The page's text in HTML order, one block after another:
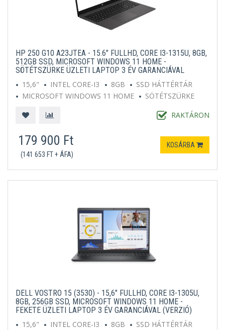
HP 250 G10 A23JTEA - 15.6" FULLHD, CORE I3-1315U, 8GB,
512GB SSD, MICROSOFT WINDOWS 11 HOME -
SÖTÉTSZÜRKE ÜZLETI LAPTOP 3 ÉV GARANCIÁVAL
15,6"
INTEL CORE-I3 8GB
SSD HÁTTÉRTÁR
MICROSOFT WINDOWS 11 HOME
SÖTÉTSZÜRKE
RAKTÁRON
179 900 Ft
(141 653 FT + ÁFA)
KOSÁRBA
DELL VOSTRO 15 (3530) - 15,6" FULLHD, CORE I3-1305U,
8GB, 256GB SSD, MICROSOFT WINDOWS 11 HOME -
FEKETE ÜZLETI LAPTOP 3 ÉV GARANCIÁVAL (VERZIÓ)
15,6"
INTEL CORE-I3 8GB SSD HÁTTÉRTÁR